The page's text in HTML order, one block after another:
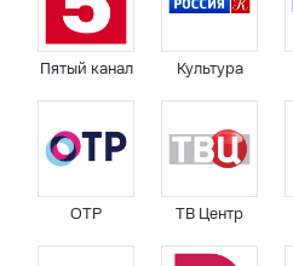
Пятый канал Культура
ОТР ТВ Центр